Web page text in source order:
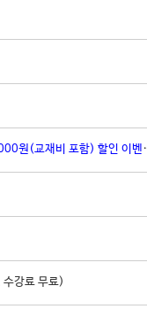
원(교재비 포함) 할인 이벤트!)
강료 무료)